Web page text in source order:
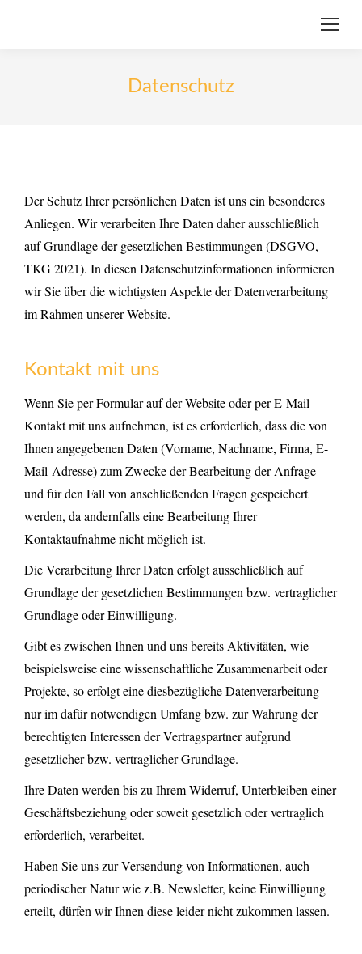
Datenschutz
Der Schutz Ihrer persönlichen Daten ist uns ein besonderes
Anliegen. Wir verarbeiten Ihre Daten daher ausschließlich
auf Grundlage der gesetzlichen Bestimmungen (DSGVO,
TKG 2021). In diesen Datenschutzinformationen informieren
wir Sie über die wichtigsten Aspekte der Datenverarbeitung
im Rahmen unserer Website.
Kontakt mit uns
Wenn Sie per Formular auf der Website oder per E-Mail
Kontakt mit uns aufnehmen, ist es erforderlich, dass die von
Ihnen angegebenen Daten (Vorname, Nachname, Firma, E-
Mail-Adresse) zum Zwecke der Bearbeitung der Anfrage
und für den Fall von anschließenden Fragen gespeichert
werden, da andernfalls eine Bearbeitung Ihrer
Kontaktaufnahme nicht möglich ist.
Die Verarbeitung Ihrer Daten erfolgt ausschließlich auf
Grundlage der gesetzlichen Bestimmungen bzw. vertraglicher
Grundlage oder Einwilligung.
Gibt es zwischen Ihnen und uns bereits Aktivitäten, wie
beispielsweise eine wissenschaftliche Zusammenarbeit oder
Projekte, so erfolgt eine diesbezügliche Datenverarbeitung
nur im dafür notwendigen Umfang bzw. zur Wahrung der
berechtigten Interessen der Vertragspartner aufgrund
gesetzlicher bzw. vertraglicher Grundlage.
Ihre Daten werden bis zu Ihrem Widerruf, Unterbleiben einer
Geschäftsbeziehung oder soweit gesetzlich oder vertraglich
erforderlich, verarbeitet.
Haben Sie uns zur Versendung von Informationen, auch
periodischer Natur wie z.B. Newsletter, keine Einwilligung
erteilt, dürfen wir Ihnen diese leider nicht zukommen lassen.